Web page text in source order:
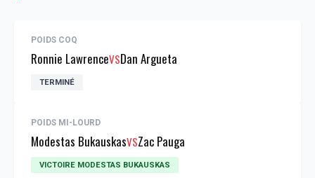
POIDS COQ
Ronnie LawrenceVSDan Argueta
TERMINÉ
POIDS MI-LOURD
Modestas BukauskasVSZac Pauga
VICTOIRE MODESTAS BUKAUSKAS